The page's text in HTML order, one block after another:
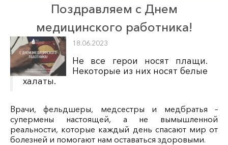
Поздравляем с Днем
медицинского работника!
18.06.2023
Не все герои носят плащи.
Некоторые из них носят белые
халаты.
Врачи, фельдшеры, медсестры и медбратья –
супермены настоящей, а не вымышленной
реальности, которые каждый день спасают мир от
болезней и помогают нам оставаться здоровыми.